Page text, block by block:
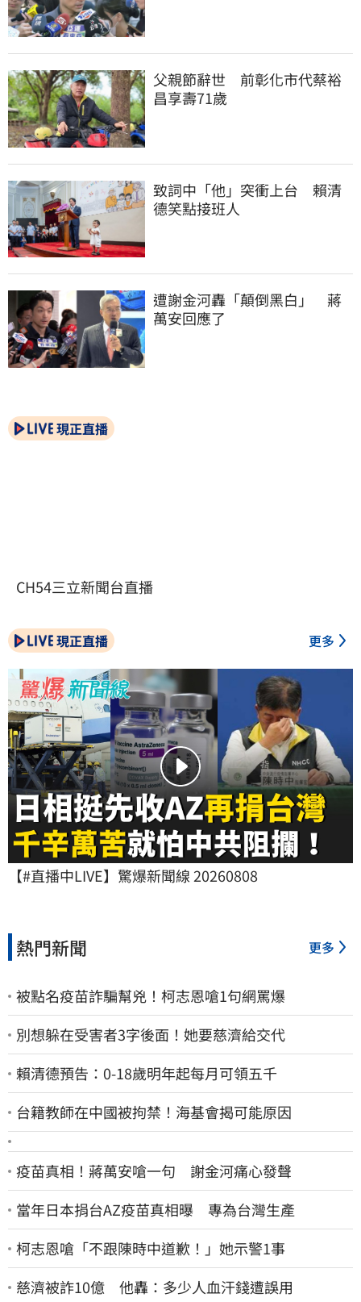
父親節辭世　前彰化市代蔡裕
昌享壽71歲
致詞中「他」突衝上台　賴清
德笑點接班人
遭謝金河轟「顛倒黑白」　蔣
萬安回應了
現正直播
CH54三立新聞台直播
現正直播 更多
【#直播中LIVE】驚爆新聞線 20260808
熱門新聞 更多
被點名疫苗詐騙幫兇！柯志恩嗆1句網罵爆
別想躲在受害者3字後面！她要慈濟給交代
賴清德預告：0-18歲明年起每月可領五千
台籍教師在中國被拘禁！海基會揭可能原因
疫苗真相！蔣萬安嗆一句 謝金河痛心發聲
當年日本捐台AZ疫苗真相曝 專為台灣生產
柯志恩嗆「不跟陳時中道歉！」她示警1事
慈濟被詐10億 他轟：多少人血汗錢遭誤用